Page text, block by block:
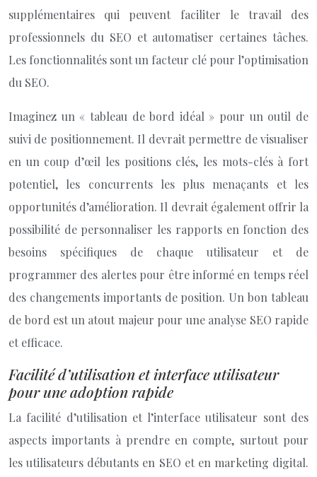
supplémentaires qui peuvent faciliter le travail des
professionnels du SEO et automatiser certaines tâches.
Les fonctionnalités sont un facteur clé pour l’optimisation
du SEO.
Imaginez un « tableau de bord idéal » pour un outil de
suivi de positionnement. Il devrait permettre de visualiser
en un coup d’œil les positions clés, les mots-clés à fort
potentiel, les concurrents les plus menaçants et les
opportunités d’amélioration. Il devrait également offrir la
possibilité de personnaliser les rapports en fonction des
besoins spécifiques de chaque utilisateur et de
programmer des alertes pour être informé en temps réel
des changements importants de position. Un bon tableau
de bord est un atout majeur pour une analyse SEO rapide
et efficace.
Facilité d’utilisation et interface utilisateur
pour une adoption rapide
La facilité d’utilisation et l’interface utilisateur sont des
aspects importants à prendre en compte, surtout pour
les utilisateurs débutants en SEO et en marketing digital.